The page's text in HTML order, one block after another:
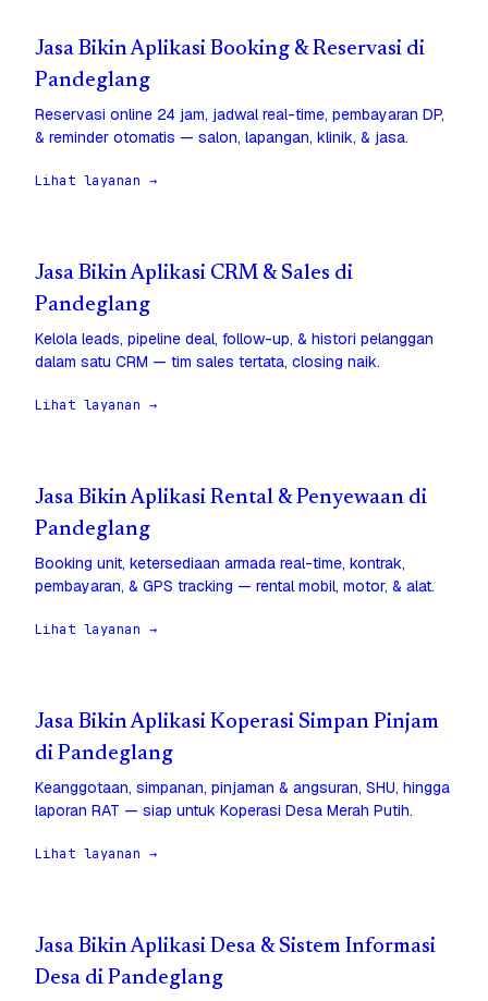
Jasa Bikin Aplikasi Booking & Reservasi di
Pandeglang
Reservasi online 24 jam, jadwal real-time, pembayaran DP,
& reminder otomatis — salon, lapangan, klinik, & jasa.
Lihat layanan →
Jasa Bikin Aplikasi CRM & Sales di
Pandeglang
Kelola leads, pipeline deal, follow-up, & histori pelanggan
dalam satu CRM — tim sales tertata, closing naik.
Lihat layanan →
Jasa Bikin Aplikasi Rental & Penyewaan di
Pandeglang
Booking unit, ketersediaan armada real-time, kontrak,
pembayaran, & GPS tracking — rental mobil, motor, & alat.
Lihat layanan →
Jasa Bikin Aplikasi Koperasi Simpan Pinjam
di Pandeglang
Keanggotaan, simpanan, pinjaman & angsuran, SHU, hingga
laporan RAT — siap untuk Koperasi Desa Merah Putih.
Lihat layanan →
Jasa Bikin Aplikasi Desa & Sistem Informasi
Desa di Pandeglang